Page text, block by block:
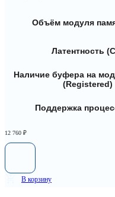
Объём модуля
Латентность
Наличие буфера на
(Registered)
Поддержка
12 760 ₽
В корзину